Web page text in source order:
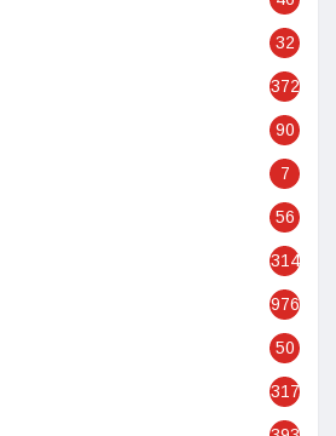
32
372
90
7
56
314
976
50
317